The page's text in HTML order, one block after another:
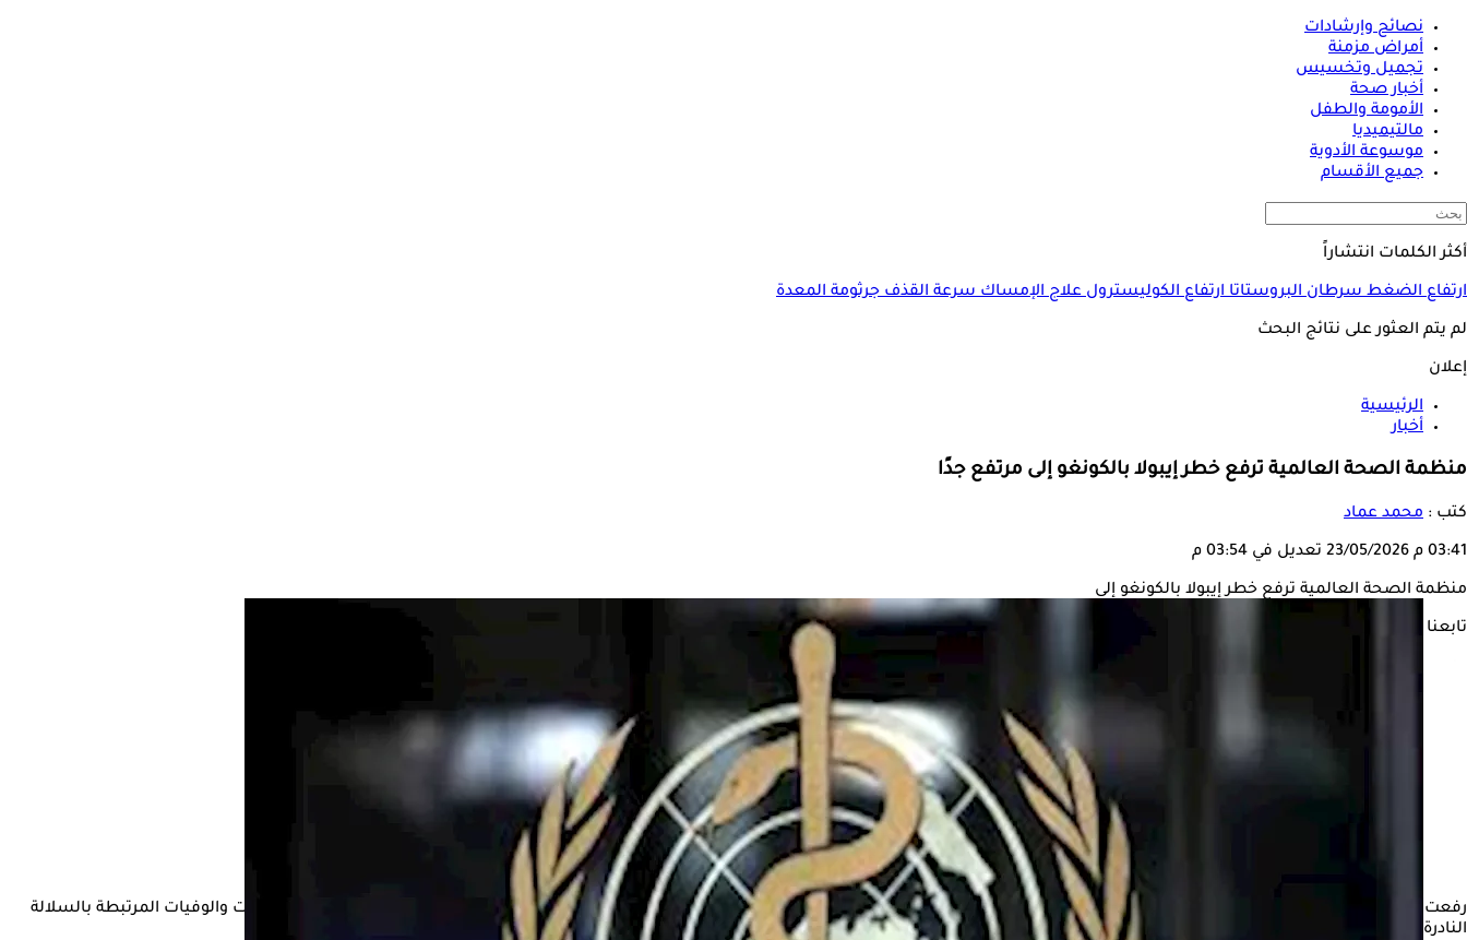
نصائح وإرشادات
أمراض مزمنة
تجميل وتخسيس
أخبار صحة
الأمومة والطفل
مالتيميديا
موسوعة الأدوية
جميع الأقسام
أكثر الكلمات انتشاراً
ارتفاع الضغطسرطان البروستاتاارتفاع الكوليسترولعلاج الإمساكسرعة القذفجرثومة المعدة
لم يتم العثور على نتائج البحث
إعلان
الرئيسية
أخبار
منظمة الصحة العالمية ترفع خطر إيبولا بالكونغو إلى مرتفع جدًا
كتب : محمد عماد
03:41 م 23/05/2026 تعديل في 03:54 م
منظمة الصحة العالمية ترفع خطر إيبولا بالكونغو إلى
تابعنا على
رفعت مستوى الخطر الناتج عن تفشي فيروسإيبولاالحالي في جمهورية الكونغو
الديمقراطية من "مرتفع" إلى "مرتفع جدًا"، في ظل تزايد أعداد الإصابات والوفيات المرتبطة بالسلالة
النادرة المعروفة باسم "بونديبوجيو".